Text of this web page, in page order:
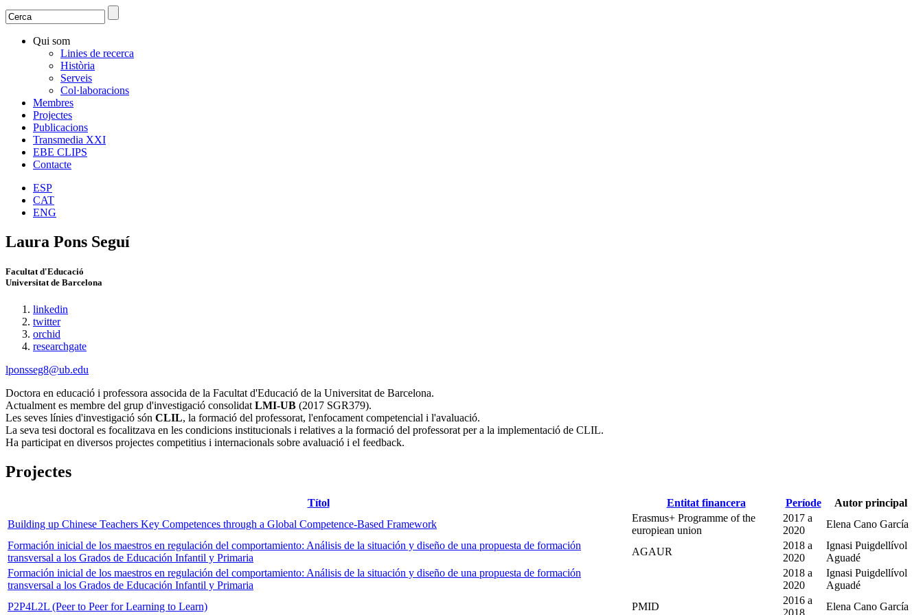
Search form
Search
Qui som
Linies de recerca
Història
Serveis
Col·laboracions
Membres
Projectes
Publicacions
Transmedia XXI
EBE CLIPS
Contacte
ESP
CAT
ENG
Laura Pons Seguí
Facultat d'Educació
Universitat de Barcelona
linkedin
twitter
orchid
researchgate
lponsseg8@ub.edu
Doctora en educació i professora associda de la Facultat d'Educació de la Universitat de Barcelona.
Actualment es membre del grup d'investigació consolidat LMI-UB (2017 SGR379).
Les seves línies d'investigació són CLIL, la formació del professorat, l'enfocament competencial i l'avaluació.
La seva tesi doctoral es focalitzava en les condicions institucionals i relatives a la formació del professorat per a la implementació de CLIL.
Ha participat en diversos projectes competitius i internacionals sobre avaluació i el feedback.
Projectes
Títol Entitat financera Període
Autor principal
Building up Chinese Teachers Key Competences through a Global Competence-Based Framework
Erasmus+ Programme of the
europiean union
2017 a
2020
Elena Cano García
Formación inicial de los maestros en regulación del comportamiento: Análisis de la situación y diseño de una propuesta de formación
transversal a los Grados de Educación Infantil y Primaria
AGAUR
2018 a
2020
Ignasi Puigdellívol
Aguadé
Formación inicial de los maestros en regulación del comportamiento: Análisis de la situación y diseño de una propuesta de formación
transversal a los Grados de Educación Infantil y Primaria
2018 a
2020
Ignasi Puigdellívol
Aguadé
P2P4L2L (Peer to Peer for Learning to Learn)
PMID
2016 a
2018
Elena Cano García